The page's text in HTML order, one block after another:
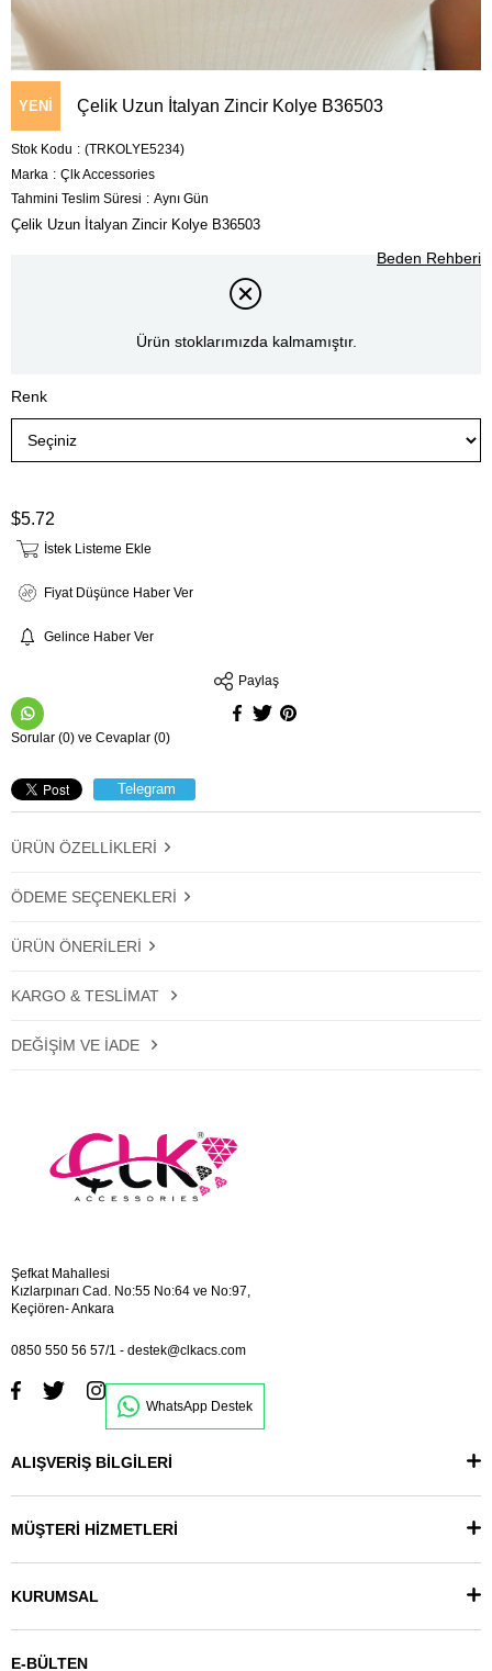
YENI
ÜRÜN
Çelik Uzun İtalyan Zincir Kolye B36503
Stok Kodu
(TRKOLYE5234)
Marka : Çlk Accessories
Tahmini Teslim Süresi : Aynı Gün
Çelik Uzun İtalyan Zincir Kolye B36503
Beden Rehberi
Ürün stoklarımızda kalmamıştır.
Renk
$5.72
İstek Listeme Ekle
Fiyat Düşünce Haber Ver
Gelince Haber Ver
Paylaş
Sorular (0) ve Cevaplar (0)
Telegram
ÜRÜN ÖZELLIKLERI
ÖDEME SEÇENEKLERI
ÜRÜN ÖNERILERI
KARGO & TESLIMAT
DEĞIŞIM VE İADE
Şefkat Mahallesi
Kızlarpınarı Cad. No:55 No:64 ve No:97,
Keçiören- Ankara
0850 550 56 57/1 - destek@clkacs.com
WhatsApp Destek
ALIŞVERİŞ BİLGİLERİ
MÜŞTERİ HİZMETLERİ
KURUMSAL
E-BÜLTEN